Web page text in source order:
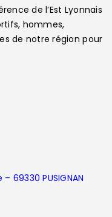
de l’Est Lyonnais
hommes,
de notre région pour
69330 PUSIGNAN